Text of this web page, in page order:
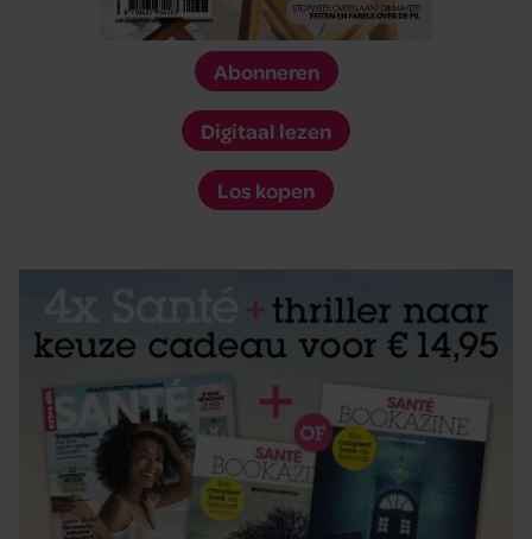
Abonneren
Digitaal lezen
Los kopen